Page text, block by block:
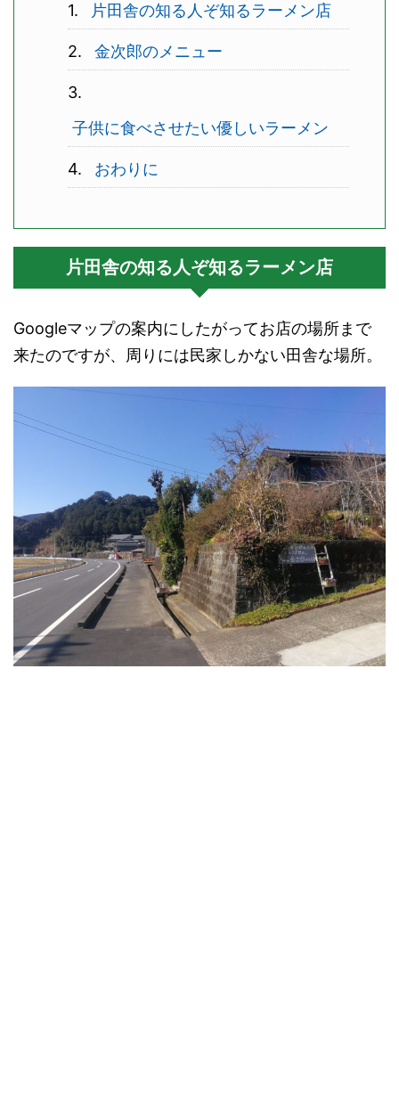
片田舎の知る人ぞ知るラーメン店
金次郎のメニュー
子供に食べさせたい優しいラーメン
おわりに
片田舎の知る人ぞ知るラーメン店
Googleマップの案内にしたがってお店の場所まで
来たのですが、周りには民家しかない田舎な場所。